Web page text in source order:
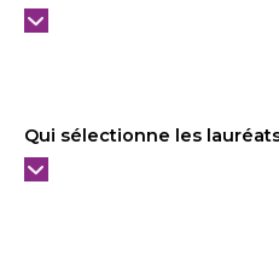
Qui sélectionne les